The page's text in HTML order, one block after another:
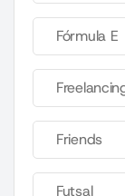
Fórmula E
Friends
Futsal